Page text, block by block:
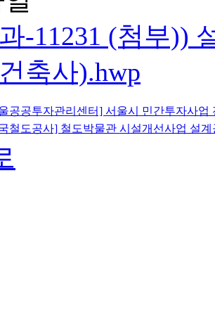
-11231 (첨부))
축사).hwp
공공투자관리센터] 서울시 민간투자사업
철도공사] 철도박물관 시설개선사업 설